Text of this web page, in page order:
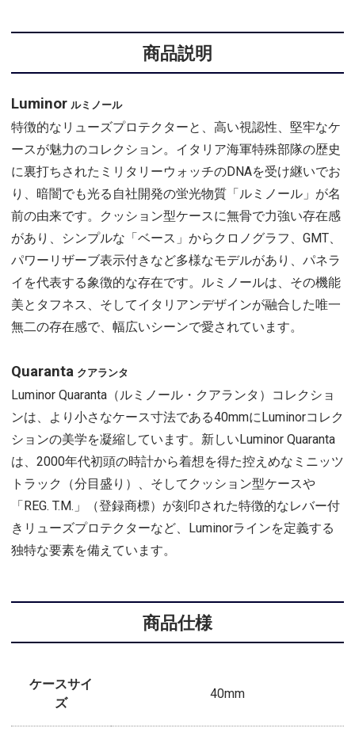
商品説明
Luminor ルミノール
特徴的なリューズプロテクターと、高い視認性、堅牢なケ
ースが魅力のコレクション。イタリア海軍特殊部隊の歴史
に裏打ちされたミリタリーウォッチのDNAを受け継いでお
り、暗闇でも光る自社開発の蛍光物質「ルミノール」が名
前の由来です。クッション型ケースに無骨で力強い存在感
があり、シンプルな「ベース」からクロノグラフ、GMT、
パワーリザーブ表示付きなど多様なモデルがあり、パネラ
イを代表する象徴的な存在です。ルミノールは、その機能
美とタフネス、そしてイタリアンデザインが融合した唯一
無二の存在感で、幅広いシーンで愛されています。
Quaranta クアランタ
Luminor Quaranta（ルミノール・クアランタ）コレクショ
ンは、より小さなケース寸法である40mmにLuminorコレク
ションの美学を凝縮しています。新しいLuminor Quaranta
は、2000年代初頭の時計から着想を得た控えめなミニッツ
トラック（分目盛り）、そしてクッション型ケースや
「REG. T.M.」（登録商標）が刻印された特徴的なレバー付
きリューズプロテクターなど、Luminorラインを定義する
独特な要素を備えています。
商品仕様
ケースサイ
ズ
40mm